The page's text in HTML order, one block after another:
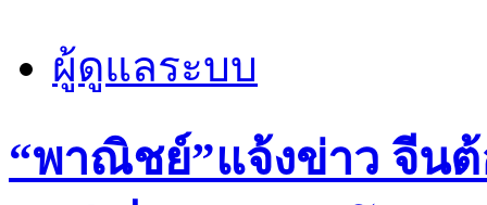
ผู้ดูแลระบบ
​“พาณิชย์”แจ้งข่าว จีน